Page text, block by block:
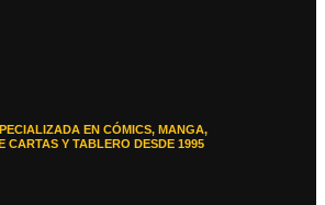
EN CÓMICS, MANGA,
CARTAS Y TABLERO DESDE 1995